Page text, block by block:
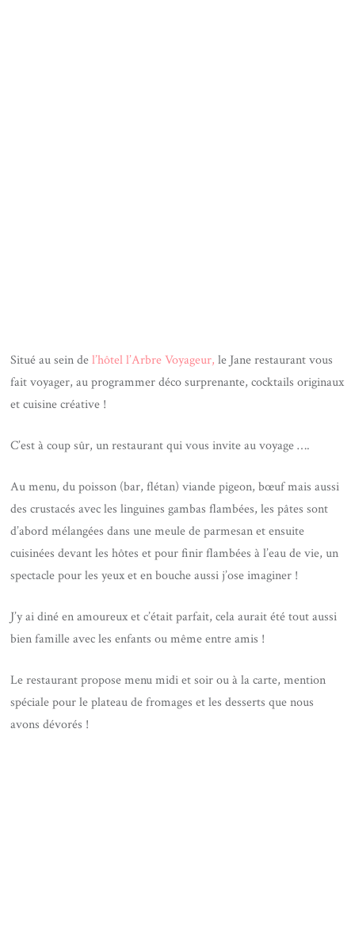
Situé au sein del’hôtel l’Arbre Voyageur, le Jane restaurant vous
fait voyager, au programmer déco surprenante, cocktails originaux
et cuisine créative !
C’est à coup sûr, un restaurant qui vous invite au voyage ….
Au menu, du poisson (bar, flétan) viande pigeon, bœuf mais aussi
des crustacés avec les linguines gambas flambées, les pâtes sont
d’abord mélangées dans une meule de parmesan et ensuite
cuisinées devant les hôtes et pour finir flambées à l’eau de vie, un
spectacle pour les yeux et en bouche aussi j’ose imaginer !
J’y ai diné en amoureux et c’était parfait, cela aurait été tout aussi
bien famille avec les enfants ou même entre amis !
Le restaurant propose menu midi et soir ou à la carte, mention
spéciale pour le plateau de fromages et les desserts que nous
avons dévorés !